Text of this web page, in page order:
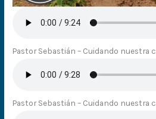
Pastor Sebastián – Cuidando nuestra
Pastor Sebastián – Cuidando nuestra